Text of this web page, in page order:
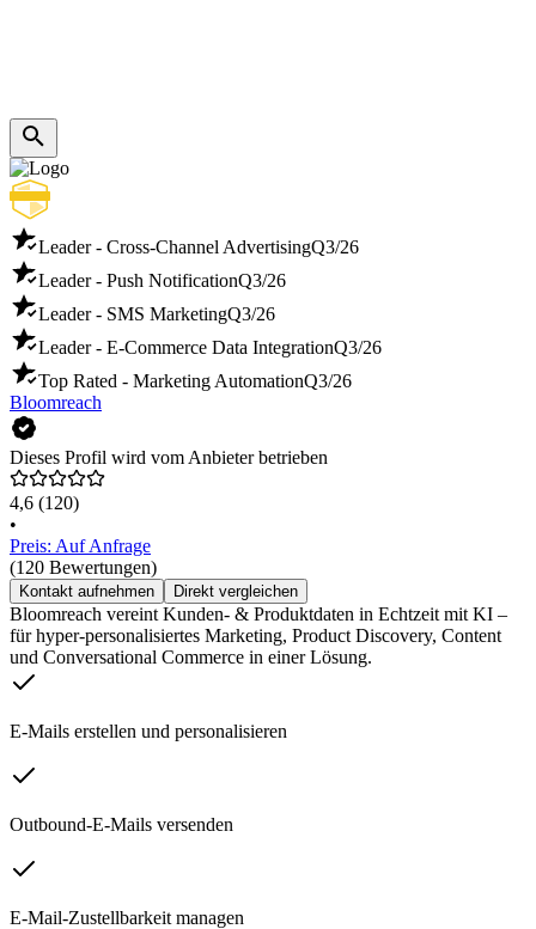
Leader - Cross-Channel AdvertisingQ3/26
Leader - Push NotificationQ3/26
Leader - SMS MarketingQ3/26
Leader - E-Commerce Data IntegrationQ3/26
Top Rated - Marketing AutomationQ3/26
Bloomreach
Dieses Profil wird vom Anbieter betrieben
4,6 (120)
•
Preis: Auf Anfrage
(120 Bewertungen)
Kontakt aufnehmen Direkt vergleichen
Bloomreach vereint Kunden- & Produktdaten in Echtzeit mit KI –
für hyper-personalisiertes Marketing, Product Discovery, Content
und Conversational Commerce in einer Lösung.
E-Mails erstellen und personalisieren
Outbound-E-Mails versenden
E-Mail-Zustellbarkeit managen